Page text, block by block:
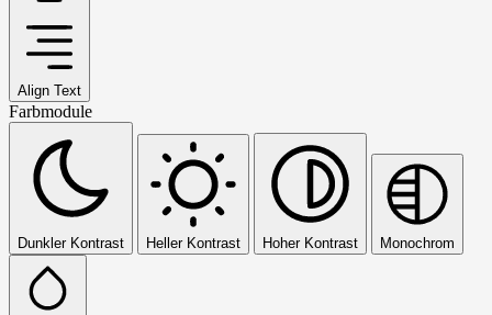
Align Text
Farbmodule
Dunkler Kontrast Heller Kontrast Hoher Kontrast Monochrom